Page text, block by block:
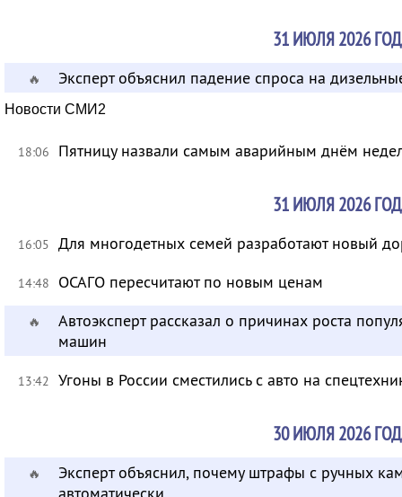
31 ИЮЛЯ 2026
🔥 Эксперт объяснил падение спроса на
Новости СМИ2
18:06 Пятницу назвали самым аварийным днём
31 ИЮЛЯ 2026
16:05 Для многодетных семей разработают новый
14:48 ОСАГО пересчитают по новым ценам
🔥
Автоэксперт рассказал о причинах роста
машин
13:42 Угоны в России сместились с авто на
30 ИЮЛЯ 2026
🔥
Эксперт объяснил, почему штрафы с ручных